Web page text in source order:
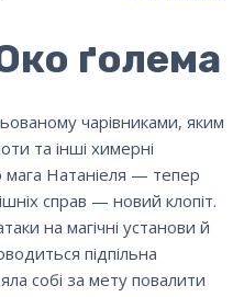
ґолема
чарівниками, яким
та інші химерні
мага Натаніеля — тепер
справ — новий клопіт.
на магічні установи й
підпільна
собі за мету повалити